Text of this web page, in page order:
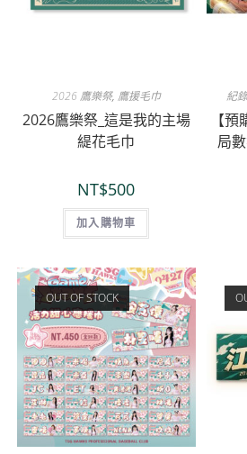
2026 鷹樂祭, 鷹援毛巾
2026鷹樂祭_這是我的主場
緹花毛巾
NT$500
加入購物車
紀
【
局
OUT OF STOCK